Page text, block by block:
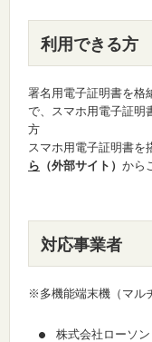
利用できる方
署名用電子証明書を格
で、スマホ用電子証明
方
スマホ用電子証明書を
ら （外部サイト） から
対応事業者
※多機能端末機（マル
株式会社ローソン